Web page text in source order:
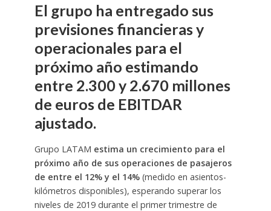
El grupo ha entregado sus
previsiones financieras y
operacionales para el
próximo año estimando
entre 2.300 y 2.670 millones
de euros de EBITDAR
ajustado.
Grupo LATAM estima un crecimiento para el
próximo año de sus operaciones de pasajeros
de entre el 12% y el 14%(medido en asientos-
kilómetros disponibles), esperando superar los
niveles de 2019 durante el primer trimestre de